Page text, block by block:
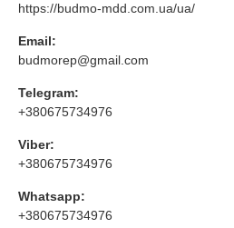
https://budmo-mdd.com.ua/ua/
Email:
budmorep@gmail.com
Telegram:
+380675734976
Viber:
+380675734976
Whatsapp:
+380675734976